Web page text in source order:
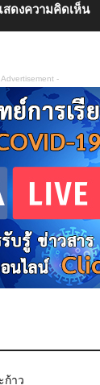
Advertisement -
ก้าว